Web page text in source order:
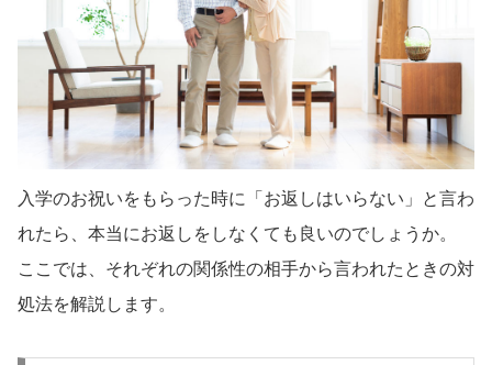
入学のお祝いをもらった時に「お返しはいらない」と言わ
れたら、本当にお返しをしなくても良いのでしょうか。
ここでは、それぞれの関係性の相手から言われたときの対
処法を解説します。